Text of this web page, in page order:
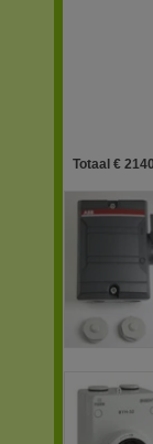
Totaal €